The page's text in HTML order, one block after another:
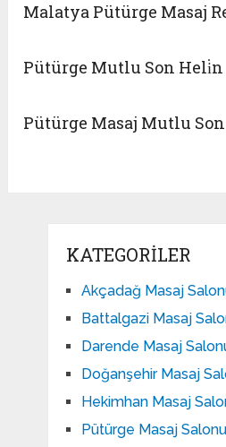
Malatya Pütürge Masaj
Pütürge Mutlu Son Heli̇n
Pütürge Masaj Mutlu
KATEGORILER
Akçadağ Masaj
Battalgazi Masaj
Darende Masaj
Doğanşehir Masaj
Hekimhan Masaj
Pütürge Masaj Salonu